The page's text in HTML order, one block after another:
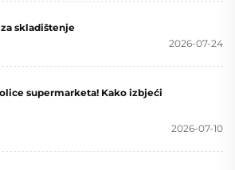
skladištenje
2026-07-24
supermarketa! Kako izbjeći
2026-07-10